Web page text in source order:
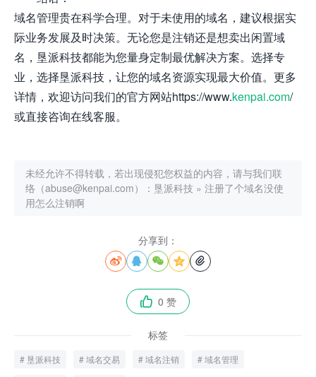
域名管理贵在科学合理。对于未使用的域名，建议根据实
际业务发展及时决策。无论您是注销还是想卖出闲置域
名，垦派科技都能为您量身定制最优解决方案。选择专
业，选择垦派科技，让您的域名资源实现最大价值。更多
详情，欢迎访问我们的官方网站https://www.kenpai.com/
或直接咨询在线客服。
未经允许不得转载，若出现侵犯您权益的内容，请与我们联
络（abuse@kenpai.com）： 垦派科技 » 注册了个域名没使
用怎么注销啊
分享到：
    
 0 赞
标签
垦派科技 域名交易 域名注销 域名管理